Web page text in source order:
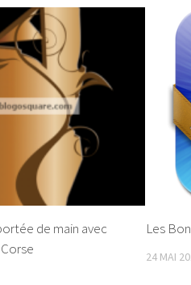
de main avec
Les
24 MAI